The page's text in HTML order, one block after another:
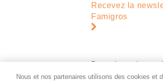
Recevez la
Famigros
Paramètres des
Nous et nos partenaires utilisons des cookies et